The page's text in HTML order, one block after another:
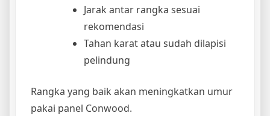
Jarak antar rangka sesuai
rekomendasi
Tahan karat atau sudah dilapisi
pelindung
Rangka yang baik akan meningkatkan umur
pakai panel Conwood.